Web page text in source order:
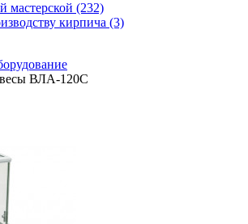
мастерской (232)
кирпича (3)
ВЛА-120С